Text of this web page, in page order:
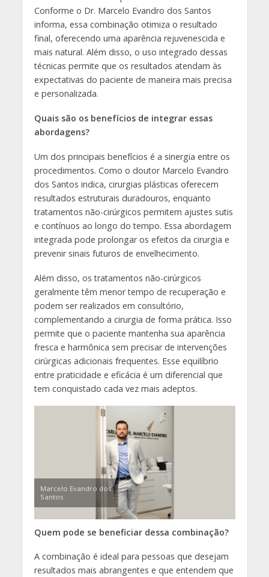
Conforme o Dr. Marcelo Evandro dos Santos
informa, essa combinação otimiza o resultado
final, oferecendo uma aparência rejuvenescida e
mais natural. Além disso, o uso integrado dessas
técnicas permite que os resultados atendam às
expectativas do paciente de maneira mais precisa
e personalizada.
Quais são os benefícios de integrar essas
abordagens?
Um dos principais benefícios é a sinergia entre os
procedimentos. Como o doutor Marcelo Evandro
dos Santos indica, cirurgias plásticas oferecem
resultados estruturais duradouros, enquanto
tratamentos não-cirúrgicos permitem ajustes sutis
e contínuos ao longo do tempo. Essa abordagem
integrada pode prolongar os efeitos da cirurgia e
prevenir sinais futuros de envelhecimento.
Além disso, os tratamentos não-cirúrgicos
geralmente têm menor tempo de recuperação e
podem ser realizados em consultório,
complementando a cirurgia de forma prática. Isso
permite que o paciente mantenha sua aparência
fresca e harmônica sem precisar de intervenções
cirúrgicas adicionais frequentes. Esse equilíbrio
entre praticidade e eficácia é um diferencial que
tem conquistado cada vez mais adeptos.
Marcelo Evandro dos
Santos
Quem pode se beneficiar dessa combinação?
A combinação é ideal para pessoas que desejam
resultados mais abrangentes e que entendem que